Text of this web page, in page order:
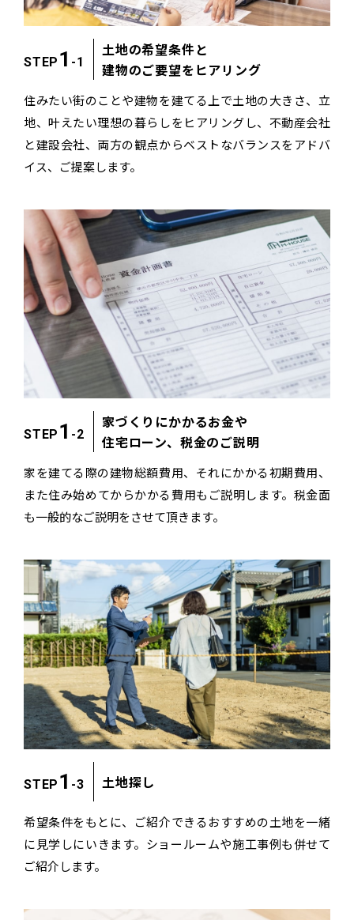
STEP 1 -1
土地の希望条件と
建物のご要望をヒアリング
住みたい街のことや建物を建てる上で土地の大きさ、 立
地、叶えたい理想の暮らしをヒアリングし、 不動産会社
と建設会社、両方の観点からベストなバランスをアドバ
イス、ご提案します。
STEP 1 -2
家づくりにかかるお金や
住宅ローン、 税金のご説明
家を建てる際の建物総額費用、それにかかる初期費用、
また住み始めてからかかる費用もご説明します。 税金面
も一般的なご説明をさせて頂きます。
STEP 1 -3 土地探し
希望条件をもとに、ご紹介できるおすすめの土地を一緒
に見学しにいきます。 ショールームや施工事例も併せて
ご紹介します。